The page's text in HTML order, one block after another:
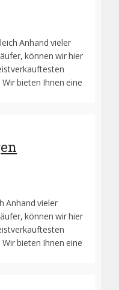
Anhand vieler
können wir hier
bieten Ihnen eine
Anhand vieler
können wir hier
bieten Ihnen eine